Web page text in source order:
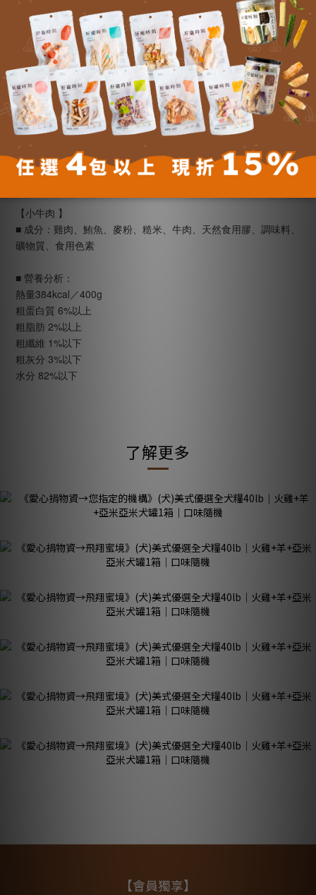
【小羊肉 】
■ 成分：雞肉、鮪魚、麥粉、糙米、羊肉、天然食用膠、調味料、
礦物質、食用色素
■ 營養分析：
熱量384kcal／400g
粗蛋白質 6%以上
粗脂肪 2%以上
粗纖維 1%以下
粗灰分 3%以下
水分 82%以下
【小牛肉 】
■ 成分：雞肉、鮪魚、麥粉、糙米、牛肉、天然食用膠、調味料、
礦物質、食用色素
■ 營養分析：
熱量384kcal／400g
粗蛋白質 6%以上
粗脂肪 2%以上
粗纖維 1%以下
粗灰分 3%以下
水分 82%以下
了解更多
【會員獨享】